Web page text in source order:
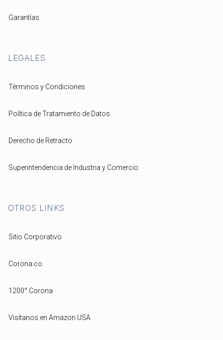
Garantías
LEGALES
Términos y Condiciones
Política de Tratamiento de Datos
Derecho de Retracto
Superintendencia de Industria y Comercio
OTROS LINKS
Sitio Corporativo
Corona.co
1200° Corona
Visítanos en Amazon USA